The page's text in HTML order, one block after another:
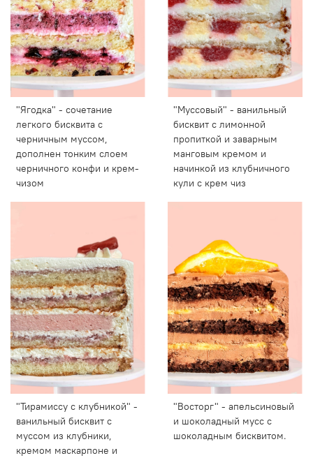
"Ягодка" - сочетание
легкого бисквита с
черничным муссом,
дополнен тонким слоем
черничного конфи и крем-
чизом
"Муссовый" - ванильный
бисквит с лимонной
пропиткой и заварным
манговым кремом и
начинкой из клубничного
кули с крем чиз
"Тирамиссу с клубникой" -
ванильный бисквит с
муссом из клубники,
кремом маскарпоне и
"Восторг" - апельсиновый
и шоколадный мусс с
шоколадным бисквитом.